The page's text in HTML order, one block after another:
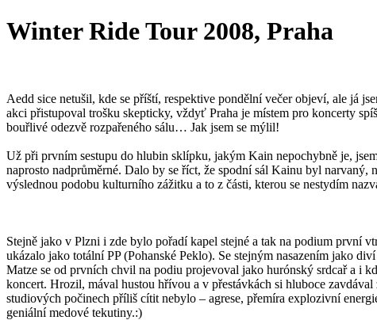
Winter Ride Tour 2008, Praha
Aedd sice netušil, kde se příští, respektive pondělní večer objeví, ale já
akci přistupoval trošku skepticky, vždyť Praha je místem pro koncerty
bouřlivé odezvě rozpařeného sálu… Jak jsem se mýlil!
Už při prvním sestupu do hlubin sklípku, jakým Kain nepochybně je,
naprosto nadprůměrné. Dalo by se říct, že spodní sál Kainu byl
výslednou podobu kulturního zážitku a to z části, kterou se nestydím
Stejně jako v Plzni i zde bylo pořadí kapel stejné a tak na podium první
ukázalo jako totální PP (Pohanské Peklo). Se stejným nasazením jako
Matze se od prvních chvil na podiu projevoval jako hurónský srdcař a i
koncert. Hrozil, mával hustou hřívou a v přestávkách si hluboce
studiových počinech příliš cítit nebylo – agrese, přemíra explozivní
geniální medové tekutiny.:)